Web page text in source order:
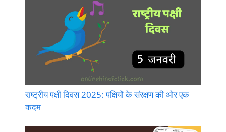
राष्ट्रीय पक्षी दिवस 2025: पक्षियों के संरक्षण की ओर एक
कदम